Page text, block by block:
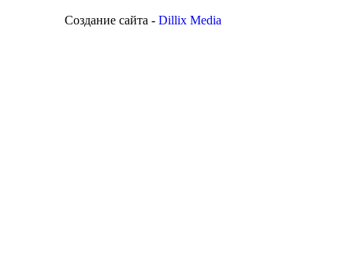
Создание сайта - Dillix Media